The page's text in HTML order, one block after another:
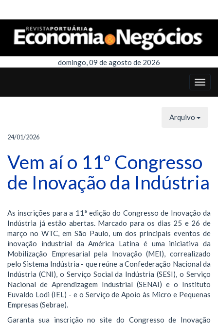
domingo, 09 de agosto de 2026
Arquivo
24/01/2026
Vem aí o 11º Congresso
de Inovação da Indústria
As inscrições para a 11ª edição do Congresso de Inovação da
Indústria já estão abertas. Marcado para os dias 25 e 26 de
março no WTC, em São Paulo, um dos principais eventos de
inovação industrial da América Latina é uma iniciativa da
Mobilização Empresarial pela Inovação (MEI), correalizado
pelo Sistema Indústria - que reúne a Confederação Nacional da
Indústria (CNI), o Serviço Social da Indústria (SESI), o Serviço
Nacional de Aprendizagem Industrial (SENAI) e o Instituto
Euvaldo Lodi (IEL) - e o Serviço de Apoio às Micro e Pequenas
Empresas (Sebrae).
Garanta sua inscrição no site do Congresso de Inovação